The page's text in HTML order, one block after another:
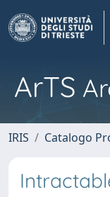
ArTS
IRIS Catalogo